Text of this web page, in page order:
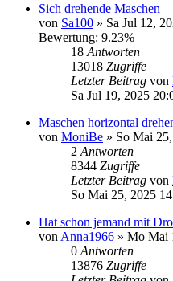
Sich drehende Maschen
von Sa100 » Sa Jul 12,
Bewertung: 9.23%
18 Antworten
13018 Zugriffe
Letzter Beitrag von
Sa Jul 19, 2025
Maschen horizontal
von MoniBe » So Mai
2 Antworten
8344 Zugriffe
Letzter Beitrag von
So Mai 25, 2025
Hat schon jemand mit
von Anna1966 » Mo Mai
0 Antworten
13876 Zugriffe